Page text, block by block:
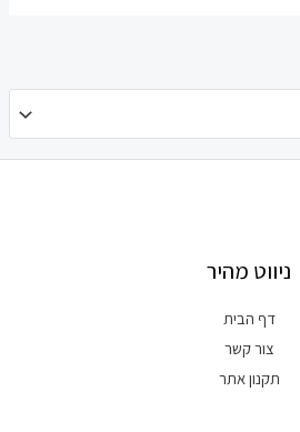
ניווט מהיר
דף הבית
צור קשר
תקנון אתר